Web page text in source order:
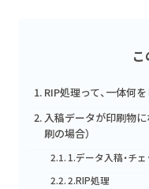
RIP処理って、一体何
入稿データが印刷物
刷の場合）
1.データ入稿・チ
2.RIP処理